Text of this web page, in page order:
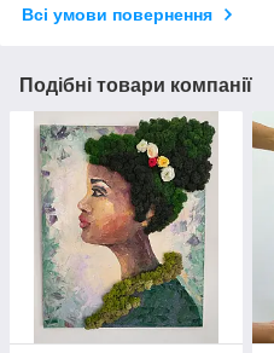
Всі умови повернення
Подібні товари компанії